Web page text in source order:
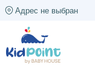
Адрес не выбран